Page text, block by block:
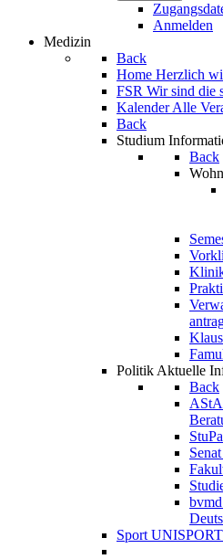
Anmelden
Medizin
Back
Home Herzlich
FSR Wir sind die
KalenderAlle
Back
Studium
Back
PolitikAktuelle
Back
AStA
StuPa
Senat
bvmd
Sport UNISPORT